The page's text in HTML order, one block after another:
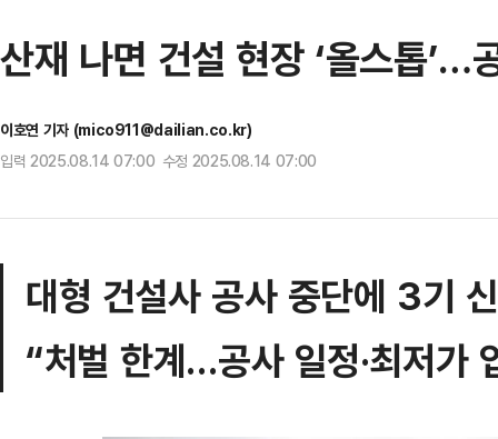
산재 나면 건설 현장 ‘올스톱’…
이호연 기자 (mico911@dailian.co.kr)
입력 2025.08.14 07:00 수정 2025.08.14 07:00
대형 건설사 공사 중단에 3기
“처벌 한계…공사 일정·최저가